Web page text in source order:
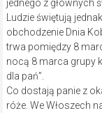
jednego z głównych
Ludzie świętują
obchodzenie Dnia
trwa pomiędzy 8
nocą 8 marca grupy
dla pań”.
Co dostają panie z
róże. We Włoszech